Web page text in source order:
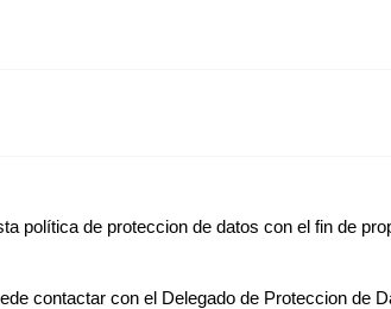
política de proteccion de datos con el fin de
contactar con el Delegado de Proteccion de